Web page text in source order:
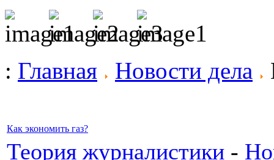
: Главная Новости дела
Как экономить газ?
Теория журналистики -